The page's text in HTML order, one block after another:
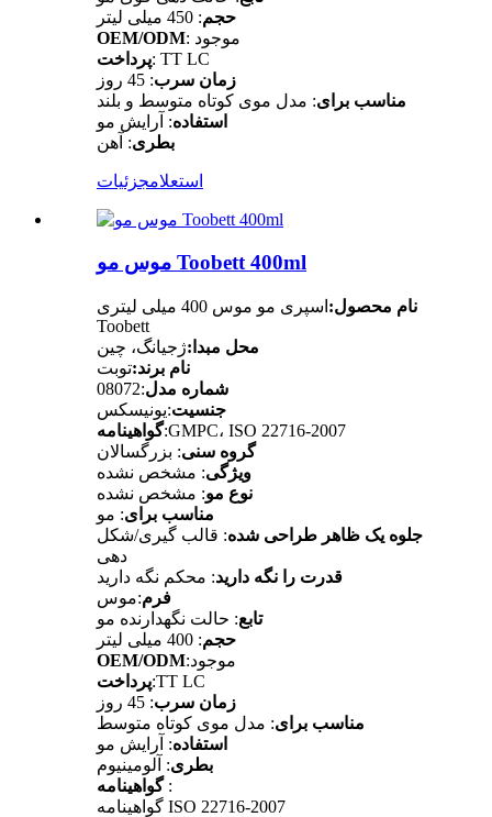
حجم: 450 میلی لیتر
OEM/ODM : موجود
پرداخت: TT LC
زمان سرب: 45 روز
مناسب برای: مدل موی کوتاه متوسط ​​و بلند
استفاده: آرایش مو
بطری: آهن
استعلامجزئیات
موس مو Toobett 400ml
نام محصول:
اسپری مو موس 400 میلی لیتری
Toobett
محل مبدا:ژجیانگ، چین
نام برند:توبت
شماره مدل:08072
جنسیت:یونیسکس
گواهینامه:GMPC، ISO 22716-2007
گروه سنی: بزرگسالان
ویژگی: مشخص نشده
نوع مو: مشخص نشده
مناسب برای: مو
جلوه یک ظاهر طراحی شده: قالب گیری/شکل
دهی
قدرت را نگه دارید: محکم نگه دارید
فرم:موس
تابع: حالت نگهدارنده مو
حجم: 400 میلی لیتر
OEM/ODM :موجود
پرداخت:TT LC
زمان سرب: 45 روز
مناسب برای: مدل موی کوتاه متوسط
استفاده: آرایش مو
بطری: آلومینیوم
گواهینامه:
گواهینامه ISO 22716-2007